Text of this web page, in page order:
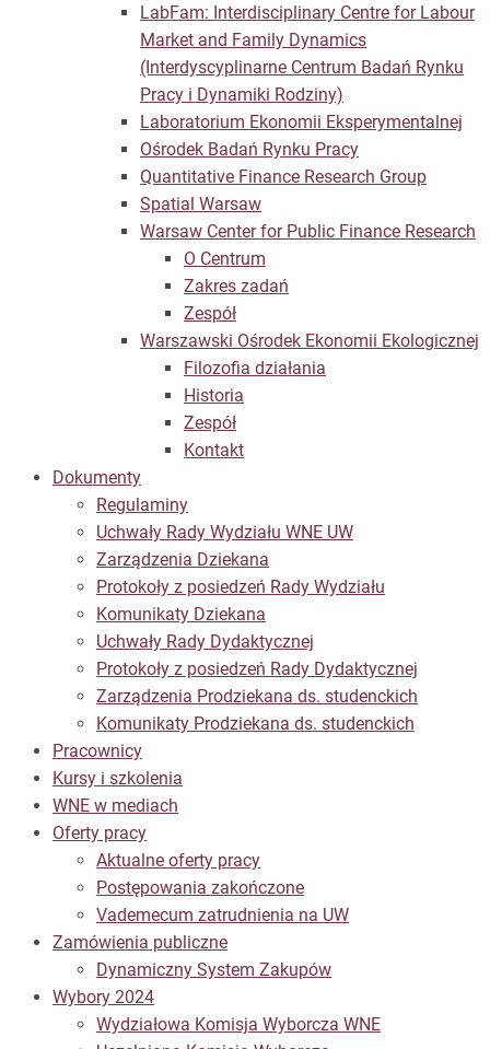
LabFam: Interdisciplinary Centre for Labour
Market and Family Dynamics
(Interdyscyplinarne Centrum Badań Rynku
Pracy i Dynamiki Rodziny)
Laboratorium Ekonomii Eksperymentalnej
Ośrodek Badań Rynku Pracy
Quantitative Finance Research Group
Spatial Warsaw
Warsaw Center for Public Finance Research
O Centrum
Zakres zadań
Zespół
Warszawski Ośrodek Ekonomii Ekologicznej
Filozofia działania
Historia
Zespół
Kontakt
Dokumenty
Regulaminy
Uchwały Rady Wydziału WNE UW
Zarządzenia Dziekana
Protokoły z posiedzeń Rady Wydziału
Komunikaty Dziekana
Uchwały Rady Dydaktycznej
Protokoły z posiedzeń Rady Dydaktycznej
Zarządzenia Prodziekana ds. studenckich
Komunikaty Prodziekana ds. studenckich
Pracownicy
Kursy i szkolenia
WNE w mediach
Oferty pracy
Aktualne oferty pracy
Postępowania zakończone
Vademecum zatrudnienia na UW
Zamówienia publiczne
Dynamiczny System Zakupów
Wybory 2024
Wydziałowa Komisja Wyborcza WNE